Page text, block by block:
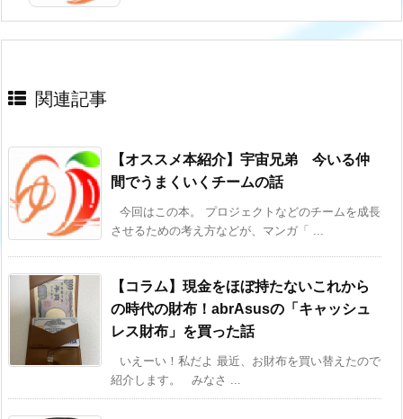
関連記事
【オススメ本紹介】宇宙兄弟 今いる仲
間でうまくいくチームの話
今回はこの本。 プロジェクトなどのチームを成長
させるための考え方などが、マンガ「 ...
【コラム】現金をほぼ持たないこれから
の時代の財布！abrAsusの「キャッシュ
レス財布」を買った話
いえーい！私だよ 最近、お財布を買い替えたので
紹介します。 みなさ ...